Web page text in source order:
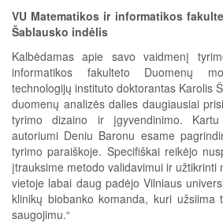
VU Matematikos ir informatikos
Šablausko indėlis
Kalbėdamas apie savo vaidmenį
informatikos fakulteto Duomenų
technologijų instituto doktorantas Karolis
duomenų analizės dalies daugiausiai
tyrimo dizaino ir įgyvendinimo.
autoriumi Deniu Baronu esame
tyrimo paraiškoje. Specifiškai reikėjo
įtrauksime metodo validavimui ir užtikrinti
vietoje labai daug padėjo Vilniaus
klinikų biobanko komanda, kuri užsiima
saugojimu.“